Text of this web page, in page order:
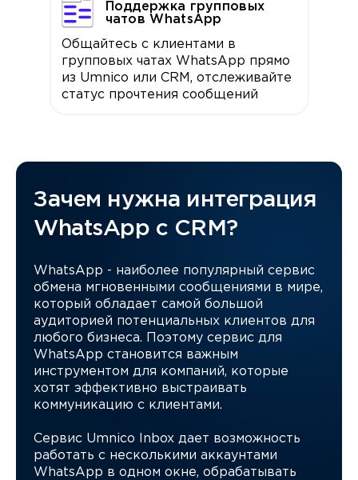
Поддержка групповых
чатов WhatsApp
Общайтесь с клиентами в
групповых чатах WhatsApp прямо
из Umnico или CRM, отслеживайте
статус прочтения сообщений
Зачем нужна интеграция
WhatsApp с CRM?
WhatsApp - наиболее популярный сервис
обмена мгновенными сообщениями в мире,
который обладает самой большой
аудиторией потенциальных клиентов для
любого бизнеса. Поэтому сервис для
WhatsApp становится важным
инструментом для компаний, которые
хотят эффективно выстраивать
коммуникацию с клиентами.
Сервис Umnico Inbox дает возможность
работать с несколькими аккаунтами
WhatsApp в одном окне, обрабатывать